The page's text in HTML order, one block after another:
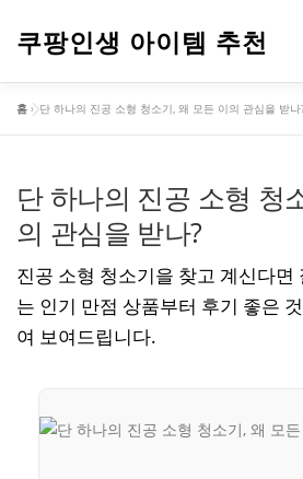
로
쿠팡인생 아이템 추천
컴퓨터 기타
홈 »단 하나의 진공 소형 청소기, 왜 모든 이의 관심을 받나
단 하나의 진공 소형 청
의 관심을 받나?
진공 소형 청소기을 찾고 계신다면
는 인기 만점 상품부터 후기 좋은
여 보여드립니다.